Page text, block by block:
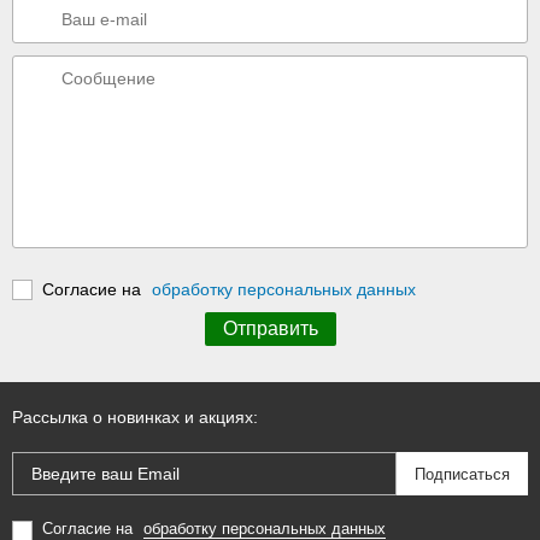
Согласие на обработку персональных данных
Рассылка о новинках и акциях:
Согласие на обработку персональных данных